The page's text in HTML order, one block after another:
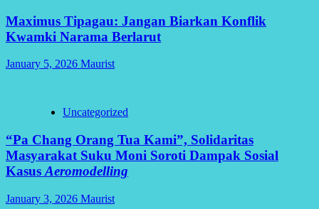
Maximus Tipagau: Jangan Biarkan Konflik
Kwamki Narama Berlarut
January 5, 2026 Maurist
Uncategorized
“Pa Chang Orang Tua Kami”, Solidaritas
Masyarakat Suku Moni Soroti Dampak Sosial
Kasus Aeromodelling
January 3, 2026 Maurist